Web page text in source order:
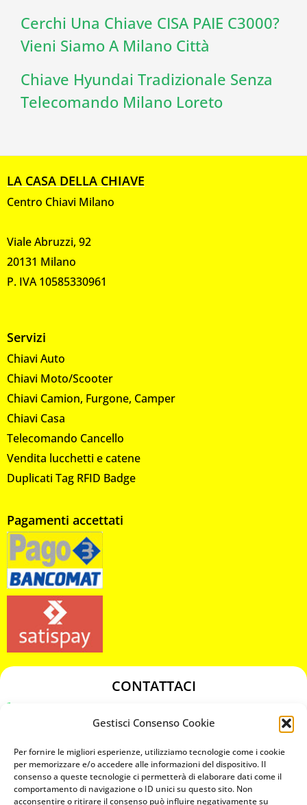
Gestisci Consenso Cookie
Per fornire le migliori esperienze, utilizziamo tecnologie come i cookie
per memorizzare e/o accedere alle informazioni del dispositivo. Il
consenso a queste tecnologie ci permetterà di elaborare dati come il
comportamento di navigazione o ID unici su questo sito. Non
acconsentire o ritirare il consenso può influire negativamente su
Cerchi Una Chiave CISA PAIE C3000?
Vieni Siamo A Milano Città
Chiave Hyundai Tradizionale Senza
Telecomando Milano Loreto
LA CASA DELLA CHIAVE
Centro Chiavi Milano
Viale Abruzzi, 92
20131 Milano
P. IVA 10585330961
Servizi
Chiavi Auto
Chiavi Moto/Scooter
Chiavi Camion, Furgone, Camper
Chiavi Casa
Telecomando Cancello
Vendita lucchetti e catene
Duplicati Tag RFID Badge
Pagamenti accettati
CONTATTACI
chiavicodificate@gmail.com
Privacy Policy